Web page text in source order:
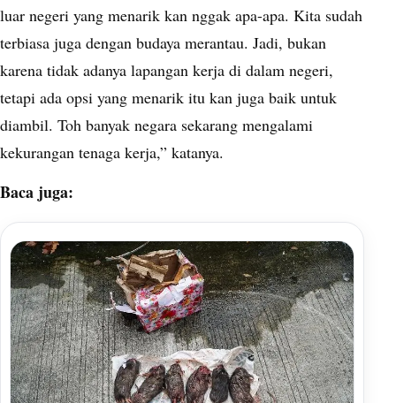
luar negeri yang menarik kan nggak apa-apa. Kita sudah
terbiasa juga dengan budaya merantau. Jadi, bukan
karena tidak adanya lapangan kerja di dalam negeri,
tetapi ada opsi yang menarik itu kan juga baik untuk
diambil. Toh banyak negara sekarang mengalami
kekurangan tenaga kerja,” katanya.
Baca juga: